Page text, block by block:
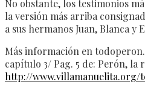
No obstante, los testimonios
la versión más arriba
a sus hermanos Juan, Blanca y
Más información en
capítulo 3/ Pag. 5 de: Perón, la
http://